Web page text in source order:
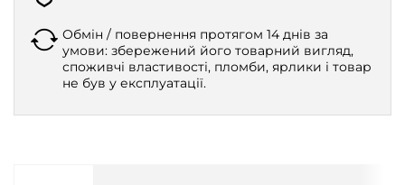
Обмін / повернення протягом 14 днів за
умови: збережений його товарний вигляд,
споживчі властивості, пломби, ярлики і товар
не був у експлуатації.